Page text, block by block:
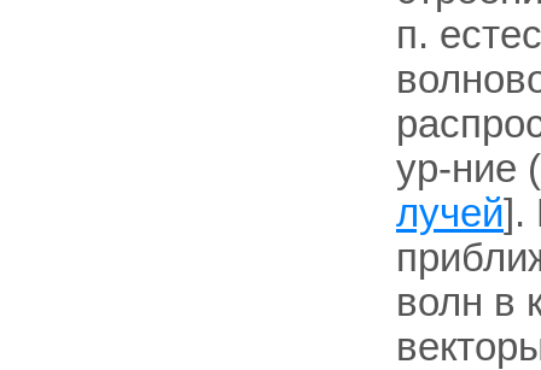
п.
ур-ние
лучей].
волн в